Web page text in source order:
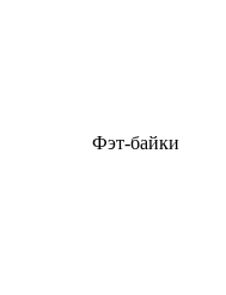
Фэт-байки